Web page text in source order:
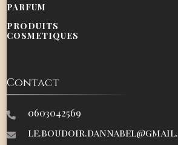
PARFUM
PRODUITS
COSMETIQUES
Contact
0603042569